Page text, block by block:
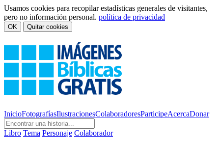
Usamos cookies para recopilar estadísticas generales de visitantes,
pero no información personal. política de privacidad
OK Quitar cookies
InicioFotografíasIlustracionesColaboradoresParticipeAcercaDonar
Libro Tema Personaje Colaborador